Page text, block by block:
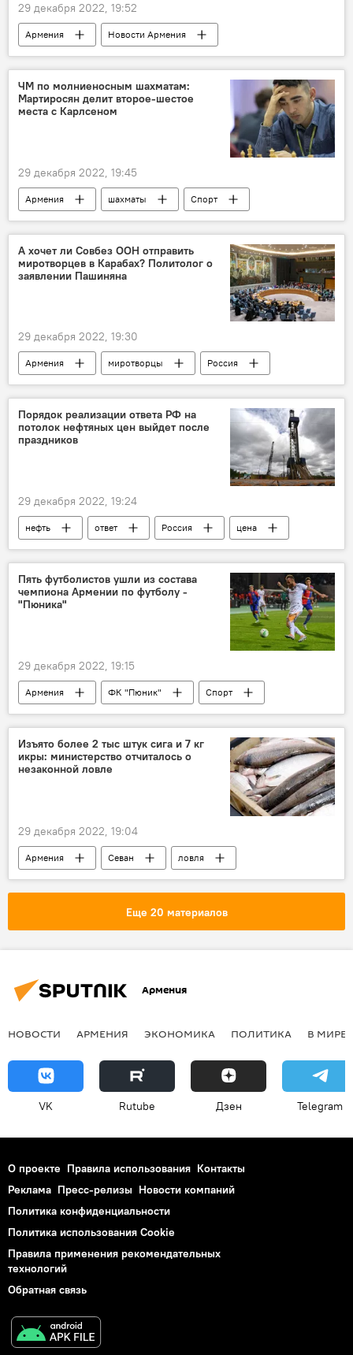
29 декабря 2022, 19:52
Армения
Новости Армения
Политика
Пашинян Никол
совещание
МИД
ЧМ по молниеносным шахматам:
Мартиросян делит второе-шестое
места с Карлсеном
29 декабря 2022, 19:45
Армения шахматы
Спорт
Новости Армения
Чемпионат мира
А хочет ли Совбез ООН отправить
миротворцев в Карабах? Политолог о
заявлении Пашиняна
29 декабря 2022, 19:30
Армения миротворцы
Россия
Политика
Порядок реализации ответа РФ на
потолок нефтяных цен выйдет после
праздников
29 декабря 2022, 19:24
нефть ответ Россия цена
Пять футболистов ушли из состава
чемпиона Армении по футболу -
"Пюника"
29 декабря 2022, 19:15
Армения ФК "Пюник"
Спорт
Новости Армения
Изъято более 2 тыс штук сига и 7 кг
икры: министерство отчиталось о
незаконной ловле
29 декабря 2022, 19:04
Армения Севан
ловля
сиг
конфискация контроль
Еще 20 материалов
Армения
НОВОСТИ АРМЕНИЯ ЭКОНОМИКА ПОЛИТИКА В МИРЕ
VK Rutube Дзен Telegram
О проекте Правила использования Контакты
Реклама Пресс-релизы Новости компаний
Политика конфиденциальности
Политика использования Cookie
Правила применения рекомендательных
технологий
Обратная связь